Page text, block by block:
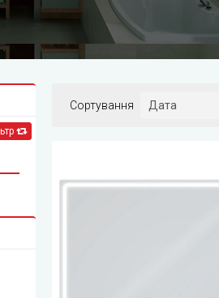
Сортування